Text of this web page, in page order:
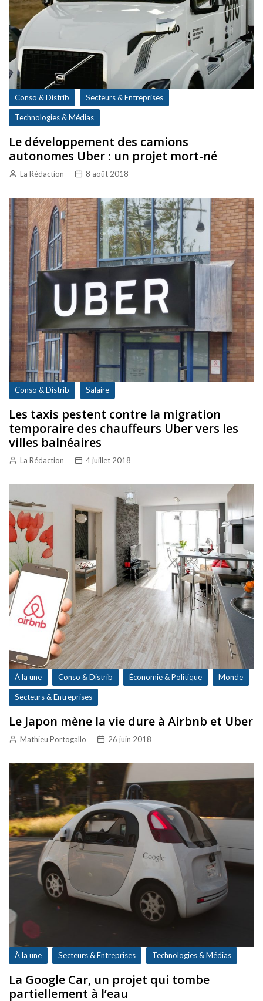
Conso & Distrib Secteurs & Entreprises
Technologies & Médias
Le développement des camions
autonomes Uber : un projet mort-né
La Rédaction 8 août 2018
Conso & Distrib Salaire
Les taxis pestent contre la migration
temporaire des chauffeurs Uber vers les
villes balnéaires
La Rédaction 4 juillet 2018
À la une Conso & Distrib Économie & Politique Monde
Secteurs & Entreprises
Le Japon mène la vie dure à Airbnb et Uber
Mathieu Portogallo 26 juin 2018
À la une Secteurs & Entreprises Technologies & Médias
La Google Car, un projet qui tombe
partiellement à l’eau